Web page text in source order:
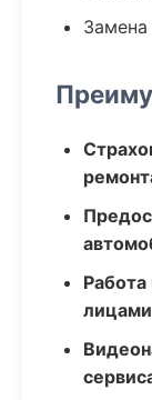
лицами